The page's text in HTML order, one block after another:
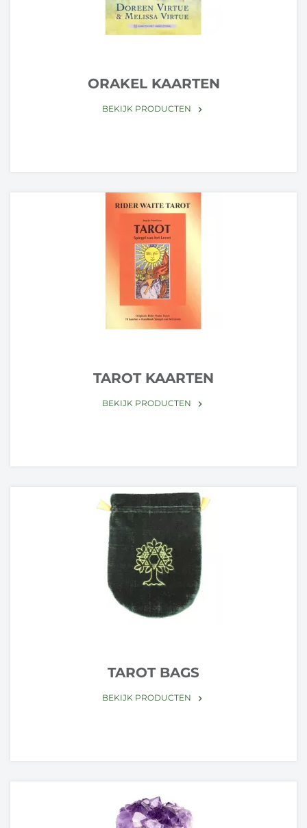
ORAKEL KAARTEN
BEKIJK PRODUCTEN keyboard_arrow_right
TAROT KAARTEN
BEKIJK PRODUCTEN keyboard_arrow_right
TAROT BAGS
BEKIJK PRODUCTEN keyboard_arrow_right